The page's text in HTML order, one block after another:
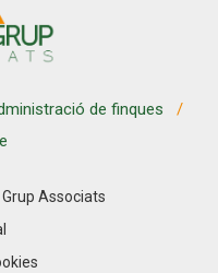
de finques
Associats
haurà de tenir en
dificultats de
del comportament
a l'elaboració de
introduir millores en
que fan els usuaris del
de preferència de
nostres serveis i oferir